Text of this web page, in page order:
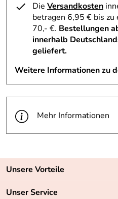
Die Versandkosten
betragen 6,95 € bis
70,- €. Bestellungen
innerhalb
geliefert.
Weitere Informationen zu
Mehr Informationen
Unsere Vorteile
Zahlungsarten: Vorkasse,
Unser Service